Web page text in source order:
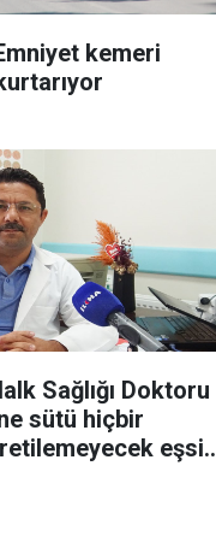
kemeri
Sağlığı Doktoru
eşsiz